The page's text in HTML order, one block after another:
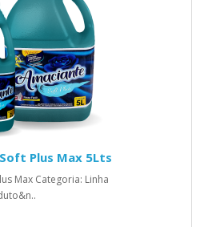
Plus Max 5Lts
Max Categoria: Linha